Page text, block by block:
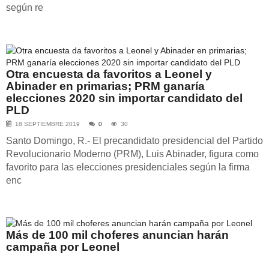
según re
Otra encuesta da favoritos a Leonel y
Abinader en primarias; PRM ganaría
elecciones 2020 sin importar candidato del
PLD
18 SEPTIEMBRE 2019 0 30
Santo Domingo, R.- El precandidato presidencial del Partido
Revolucionario Moderno (PRM), Luis Abinader, figura como
favorito para las elecciones presidenciales según la firma
enc
Más de 100 mil choferes anuncian harán
campaña por Leonel